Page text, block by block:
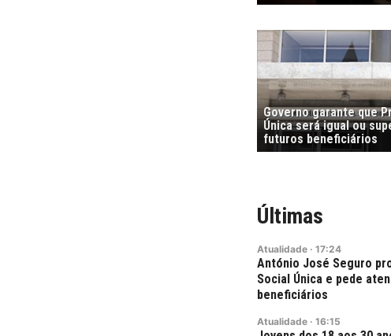
Governo garante que
Única será igual ou
futuros beneficiários
Últimas
Atualidade · 17:24
António José Seguro
Social Única e pede
beneficiários
Atualidade · 16:15